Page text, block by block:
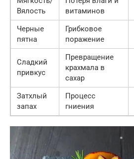
Вялость
витаминов
Черные
пятна
Грибковое
поражение
Сладкий
привкус
Превращение
крахмала в
сахар
Затхлый
запах
Процесс
гниения